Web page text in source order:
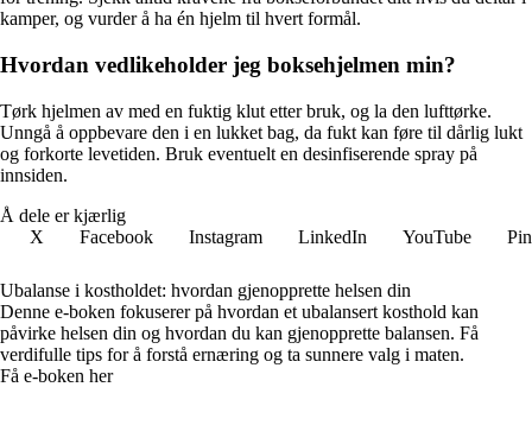
kamper, og vurder å ha én hjelm til hvert formål.
Hvordan vedlikeholder jeg boksehjelmen min?
Tørk hjelmen av med en fuktig klut etter bruk, og la den lufttørke.
Unngå å oppbevare den i en lukket bag, da fukt kan føre til dårlig lukt
og forkorte levetiden. Bruk eventuelt en desinfiserende spray på
innsiden.
Å dele er kjærlig
X
Facebook Instagram LinkedIn YouTube
Ubalanse i kostholdet: hvordan gjenopprette helsen din
Denne e-boken fokuserer på hvordan et ubalansert kosthold kan
påvirke helsen din og hvordan du kan gjenopprette balansen. Få
verdifulle tips for å forstå ernæring og ta sunnere valg i maten.
Få e-boken her